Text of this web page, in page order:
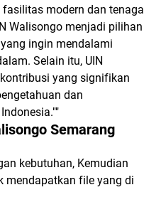
modern dan tenaga
Walisongo menjadi pilihan
ingin mendalami
Selain itu, UIN
yang signifikan
dan
Semarang
kebutuhan, Kemudian
mendapatkan file yang di